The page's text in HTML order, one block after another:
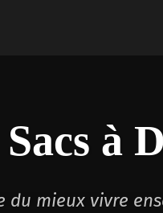
à
du mieux vivre